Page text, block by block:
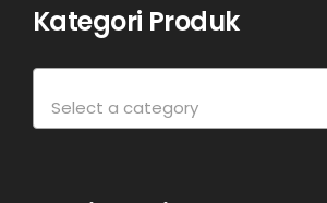
Kategori Produk
Select a category